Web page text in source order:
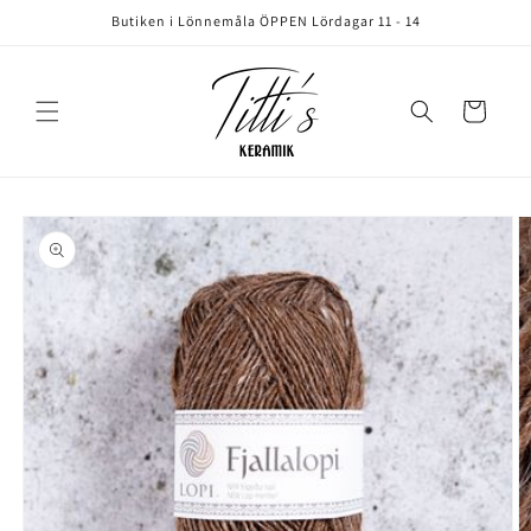
Butiken i Lönnemåla ÖPPEN Lördagar 11 - 14
Varukorg
vidare till